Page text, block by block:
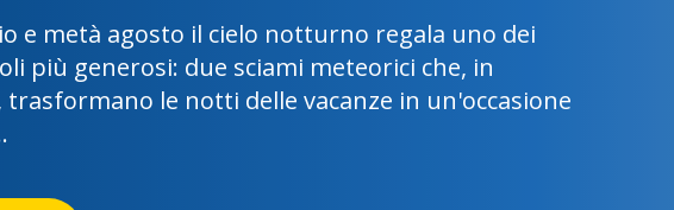
di Artemis III si preparano per la missione
nel 2027 compirà uno dei passi più importanti
umana dello spazio.